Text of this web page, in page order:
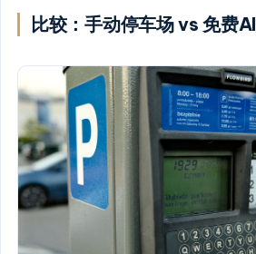
比较：手动停车场 vs 免费